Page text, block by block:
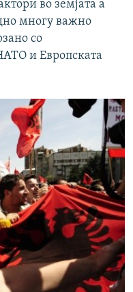
во земјата а
многу важно
со
и Европската